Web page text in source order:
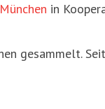
in
gesammelt.